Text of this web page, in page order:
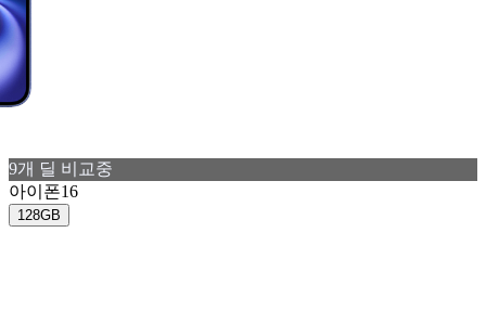
9개 딜 비교중
아이폰16
128GB